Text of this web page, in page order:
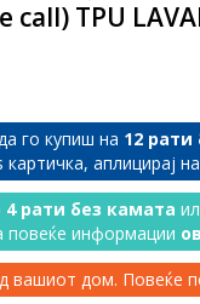
TPU
го купиш на 12 рати
аплицирај
4 рати без камата
повеќе информации
вашиот дом. Повеќе